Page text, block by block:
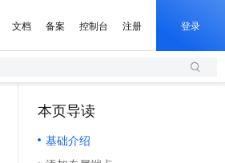
文档 备案 控制台 注册 登录
本页导读
基础介绍
轻量应用服务器
一句话生成原生可编辑精美 PPT 文稿
输入一句话想法, 轻松生成专业的 PPT
AI 活动
AI 生产力先锋
先锋实践拓展 AI 生产力的边界
阿里云 OPC 创新助力计划
Token 补贴，五大权
专业服务
服务伙伴合作计划
Al MaaS 服务伙伴赋能合作
伙伴信用分合作计划
开发者社区
加入我们